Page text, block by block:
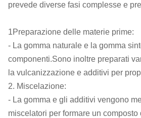
prevede diverse fasi complesse e
1Preparazione delle materie prime:
- La gomma naturale e la gomma
componenti.Sono inoltre preparati
la vulcanizzazione e additivi per
2. Miscelazione:
- La gomma e gli additivi vengono
miscelatori per formare un composto